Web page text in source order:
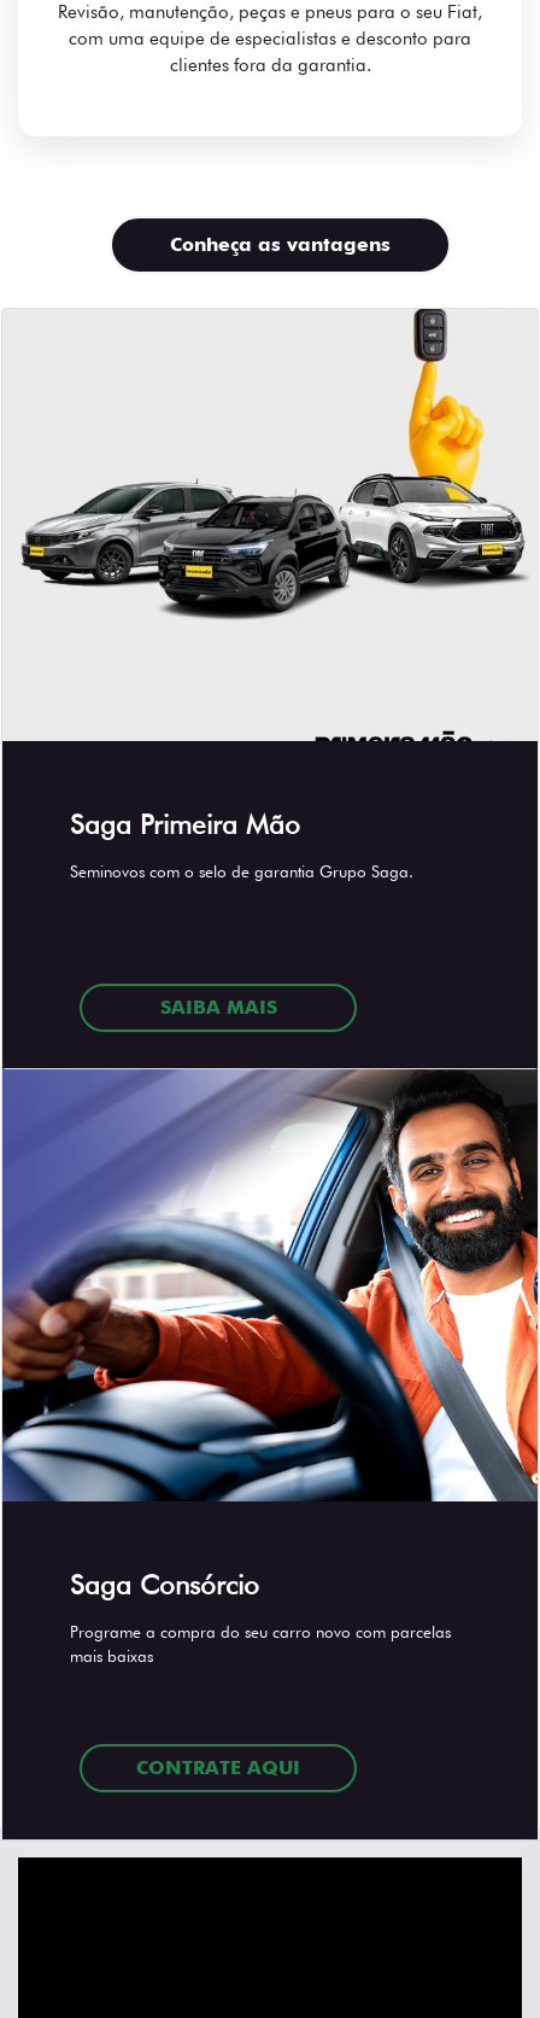
Revisão, manutenção, peças e pneus para o seu Fiat,
com uma equipe de especialistas e desconto para
clientes fora da garantia.
Conheça as vantagens
Saga Primeira Mão
Seminovos com o selo de garantia Grupo Saga.
SAIBA MAIS
Saga Consórcio
Programe a compra do seu carro novo com parcelas
mais baixas
CONTRATE AQUI